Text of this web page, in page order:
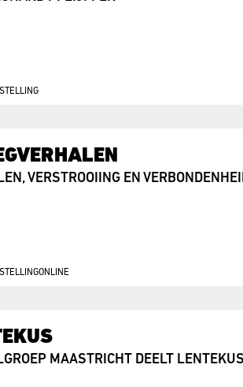
VERSTROOIING EN
ONLINE
MAASTRICHT DEELT